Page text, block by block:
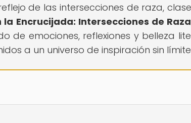
de las intersecciones de raza,
la Encrucijada: Intersecciones de
de emociones, reflexiones y belleza
a un universo de inspiración sin